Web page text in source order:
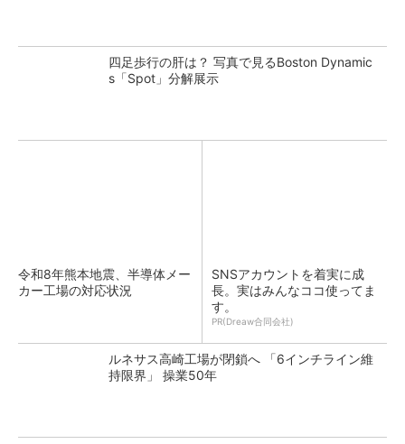
四足歩行の肝は？ 写真で見るBoston Dynamic
s「Spot」分解展示
令和8年熊本地震、半導体メー
カー工場の対応状況
SNSアカウントを着実に成
長。実はみんなココ使ってま
す。
PR(Dreaw合同会社)
ルネサス高崎工場が閉鎖へ 「6インチライン維
持限界」 操業50年